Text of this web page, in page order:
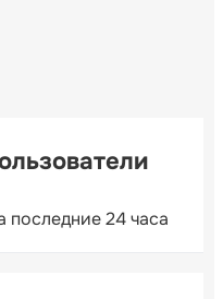
последние 24 часа